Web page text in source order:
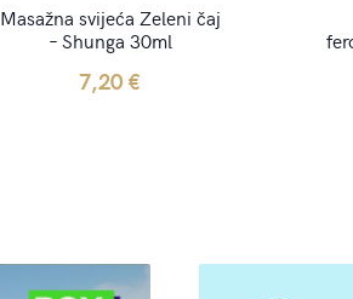
Masažna svijeća Zeleni čaj
– Shunga 30ml
7,20€